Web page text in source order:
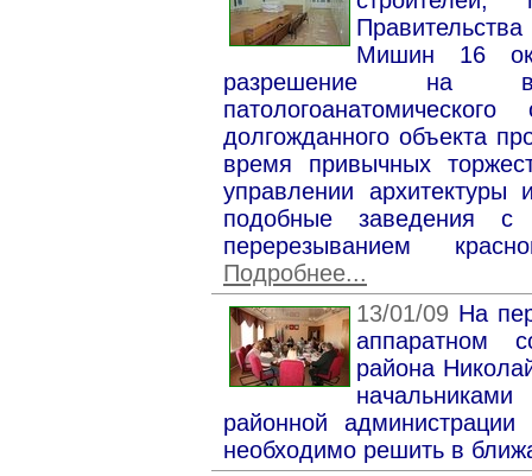
Мишин 16
разрешение на
долгожданного объекта
время привычных
управлении архитектуры
подобные заведения
перерезыванием
Подробнее...
13/01/09 На
аппаратном
района
районной
необходимо решить в